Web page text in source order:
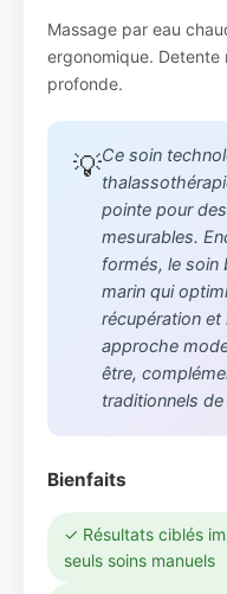
Massage par eau
ergonomique. Detente
profonde.
💡Ce soin
pointe pour
mesurables.
formés, le soin
marin qui
récupération
approche
être,
traditionnels
Bienfaits
✓ Résultats ciblés
seuls soins manuels